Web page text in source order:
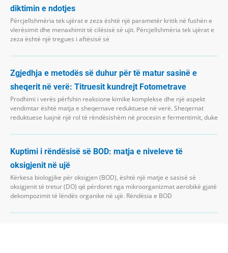
diktimin e ndotjes
Përcjellshmëria tek ujërat e zeza është një parametër kritik në fushën e
vlerësimit dhe menaxhimit të cilësisë së ujit. Përcjellshmëria tek ujërat e
zeza është një tregues i aftësisë së
Zgjedhja e metodës së duhur për të matur sasinë e
sheqerit në verë: Titruesit kundrejt Fotometrave
Prodhimi i verës përfshin reaksione kimike komplekse dhe një aspekt
vendimtar është matja e sheqernave reduktuese në verë. Sheqernat
reduktuese luajnë një rol të rëndësishëm në procesin e fermentimit, duke
Kuptimi i rëndësisë së BOD: matja e niveleve të
oksigjenit në ujë
Kërkesa biologjike për oksigjen (BOD), është një matje e sasisë së
oksigjenit të tretur (DO) që përdoret nga mikroorganizmat aerobikë gjatë
dekompozimit të lëndës organike në ujë. Rëndësia e BOD